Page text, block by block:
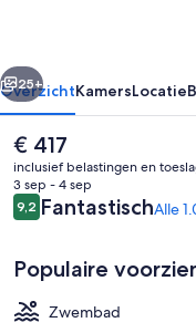
Volgende
25+
OverzichtKamersLocatie
De
huidige
prijs
is
€ 417
€ 417
inclusief belastingen en
3 sep - 4 sep
Beoordelingen
9,29,2 op 10 –
FantastischAlle
Populaire
Zwembad